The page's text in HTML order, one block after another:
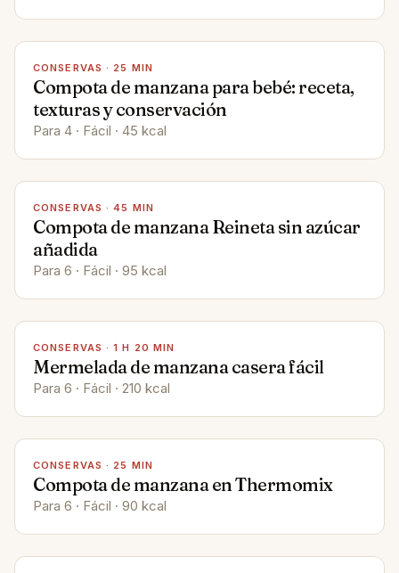
CONSERVAS · 25 MIN
Compota de manzana para bebé: receta,
texturas y conservación
Para 4 · Fácil · 45 kcal
CONSERVAS ·45 MIN
Compota de manzana Reineta sin azúcar
añadida
Para 6 · Fácil · 95 kcal
CONSERVAS ·1 H 20 MIN
Mermelada de manzana casera fácil
Para 6 · Fácil · 210 kcal
CONSERVAS · 25 MIN
Compota de manzana en Thermomix
Para 6 · Fácil · 90 kcal